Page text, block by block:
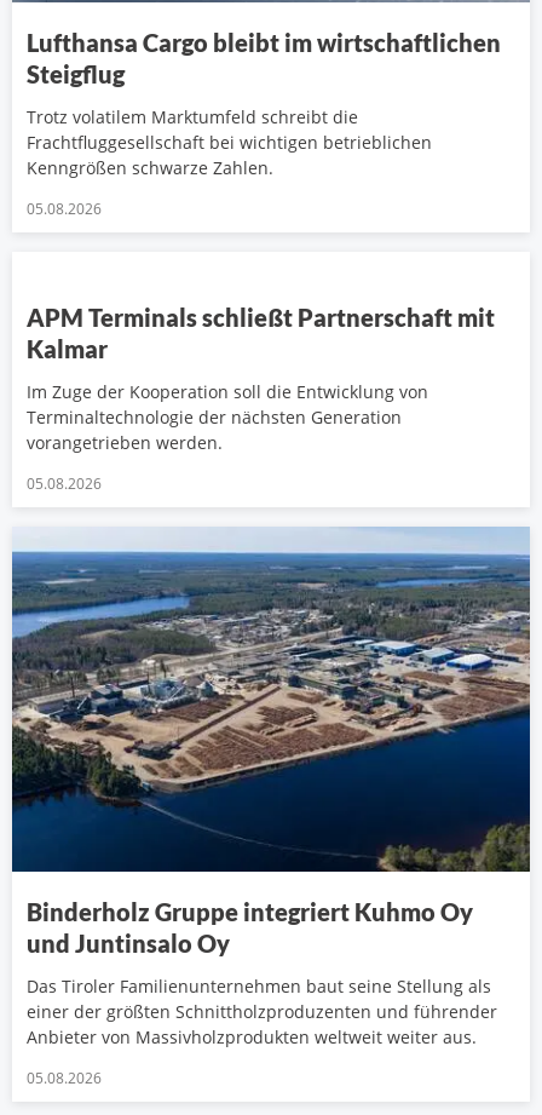
Lufthansa Cargo bleibt im wirtschaftlichen
Steigflug
Trotz volatilem Marktumfeld schreibt die
Frachtfluggesellschaft bei wichtigen betrieblichen
Kenngrößen schwarze Zahlen.
05.08.2026
APM Terminals schließt Partnerschaft mit
Kalmar
Im Zuge der Kooperation soll die Entwicklung von
Terminaltechnologie der nächsten Generation
vorangetrieben werden.
05.08.2026
Binderholz Gruppe integriert Kuhmo Oy
und Juntinsalo Oy
Das Tiroler Familienunternehmen baut seine Stellung als
einer der größten Schnittholzproduzenten und führender
Anbieter von Massivholzprodukten weltweit weiter aus.
05.08.2026